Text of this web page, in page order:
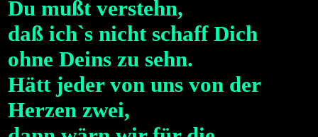
Du mußt verstehn,
daß ich`s nicht schaff Dich
ohne Deins zu sehn.
Hätt jeder von uns von der
Herzen zwei,